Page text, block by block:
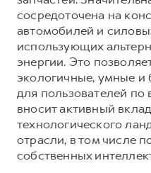
сосредоточена на
автомобилей и
использующих
энергии. Это
экологичные, умные и
для пользователей по
вносит активный
технологического
отрасли, в том числе
собственных